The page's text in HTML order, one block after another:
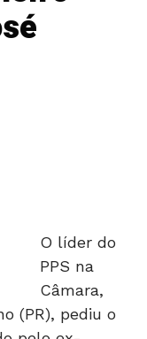
O líder do
PPS na
Câmara,
(PR), pediu o